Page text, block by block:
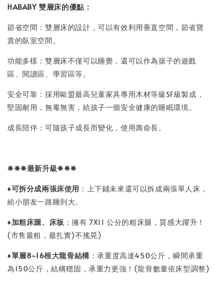
HABABY 雙層床的優點：
節省空間：雙層床的設計，可以有效利用垂直空間，節省寶
貴的臥室空間。
功能多樣：雙層床不僅可以睡覺，還可以作為孩子的遊戲
區、閱讀區、學習區等。
安全可靠：採用歐盟最高兒童家具專用木材等級SF級製成，
堅固耐用，無毒無害，給孩子一個安全健康的睡眠環境。
成長陪伴：可隨孩子成長而變化，使用壽命長。
✵✵✵最新升級✵✵✵
♦可拆分成兩張床使用 ：上下鋪未來還可以拆成兩張單人床，
給小朋友一路睡到大。
♦加粗床腿、床板 ：擁有 7X11 公分的粗床腿，質感大躍升！
(市售最粗，最扎實)不搖晃)
♦單層8~16根大龍骨結構 ：承重度高達450公斤，瞬間承重
為150公斤，結構穩固，承重力更強！(龍骨數量依床型調整)